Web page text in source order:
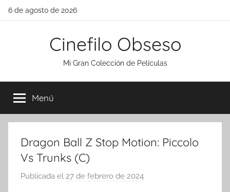
Saltar
6 de agosto de 2026
Cinefilo Obseso
Mi Gran Colección de Películas
Menú
Dragon Ball Z Stop Motion: Piccolo
Vs Trunks (C)
Publicada el 27 de febrero de 2024